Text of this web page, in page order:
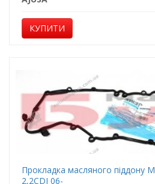
КУПИТИ
Прокладка масляного піддону
2,2CDI 06-